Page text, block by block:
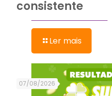
consistente
Ler mais
07/08/2026